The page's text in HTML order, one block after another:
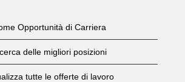
Opportunità di Carriera
delle migliori posizioni
tutte le offerte di lavoro